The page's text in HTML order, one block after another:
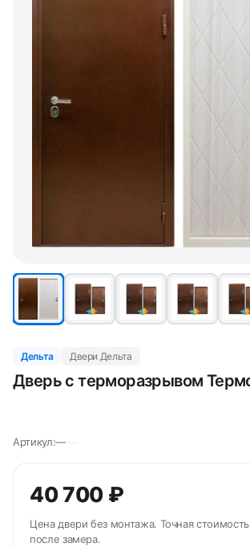
Дельта Двери Дельта
Дверь с терморазрывом
Артикул:—
40 700 ₽
Цена двери без монтажа. Точная
после замера.